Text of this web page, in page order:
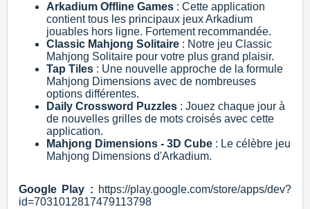
Arkadium Offline Games : Cette application
contient tous les principaux jeux Arkadium
jouables hors ligne. Fortement recommandée.
Classic Mahjong Solitaire : Notre jeu Classic
Mahjong Solitaire pour votre plus grand plaisir.
Tap Tiles : Une nouvelle approche de la formule
Mahjong Dimensions avec de nombreuses
options différentes.
Daily Crossword Puzzles : Jouez chaque jour à
de nouvelles grilles de mots croisés avec cette
application.
Mahjong Dimensions - 3D Cube : Le célèbre jeu
Mahjong Dimensions d'Arkadium.
Google Play : https://play.google.com/store/apps/dev?
id=7031012817479113798